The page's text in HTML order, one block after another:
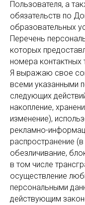
Пользователя, а
обязательств по
образовательных
Перечень
которых
номера контактных
Я выражаю свое
всеми указанными
следующих
накопление,
изменение),
рекламно-
распространение
обезличивание,
в том числе
осуществление
персональными
действующим